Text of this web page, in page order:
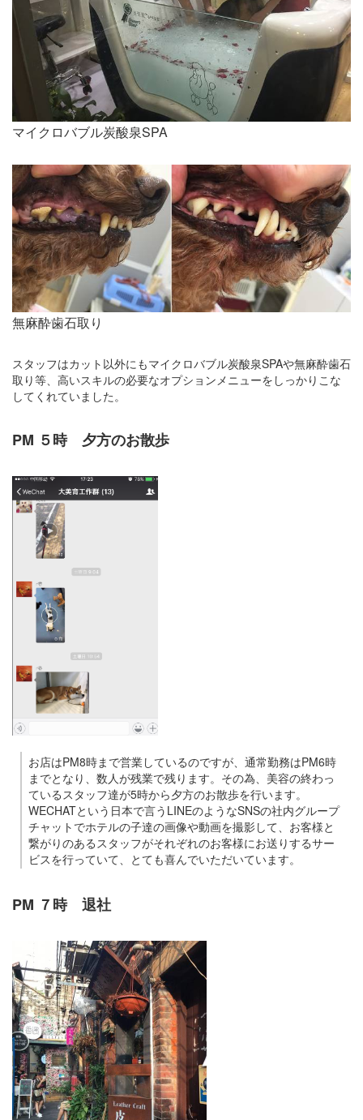
マイクロバブル炭酸泉SPA
無麻酔歯石取り
スタッフはカット以外にもマイクロバブル炭酸泉SPAや無麻酔歯石
取り等、高いスキルの必要なオプションメニューをしっかりこな
してくれていました。
PM ５時 夕方のお散歩
お店はPM8時まで営業しているのですが、通常勤務はPM6時
までとなり、数人が残業で残ります。その為、美容の終わっ
ているスタッフ達が5時から夕方のお散歩を行います。
WECHATという日本で言うLINEのようなSNSの社内グループ
チャットでホテルの子達の画像や動画を撮影して、お客様と
繋がりのあるスタッフがそれぞれのお客様にお送りするサー
ビスを行っていて、とても喜んでいただいています。
PM ７時 退社